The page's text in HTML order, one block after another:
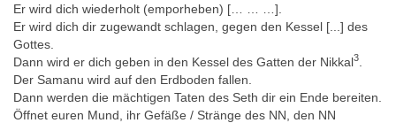
Er wird dich wiederholt (emporheben) [… … …].
Er wird dich dir zugewandt schlagen, gegen den Kessel [...] des
Gottes.
Dann wird er dich geben in den Kessel des Gatten der Nikkal3
Der Samanu wird auf den Erdboden fallen.
Dann werden die mächtigen Taten des Seth dir ein Ende bereiten.
Öffnet euren Mund, ihr Gefäße / Stränge des NN, den NN